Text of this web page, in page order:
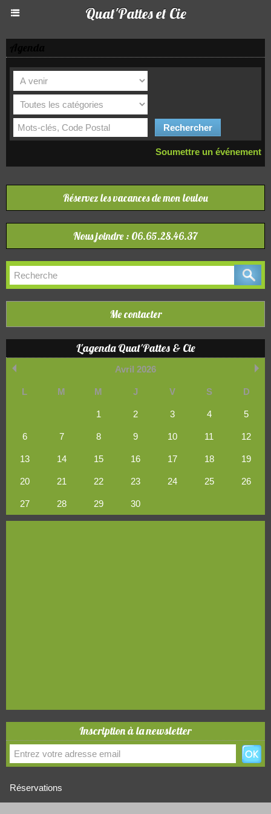
Quat'Pattes et Cie
Soumettre un événement
Réservez les vacances de mon loulou
Nous joindre : 06.65.28.46.37
Me contacter
L'agenda Quat'Pattes & Cie
Avril 2026
L M M J V S D
1 2 3 4 5
6 7 8 9 10 11 12
13 14 15 16 17 18 19
20 21 22 23 24 25 26
27 28 29 30
Inscription à la newsletter
Réservations